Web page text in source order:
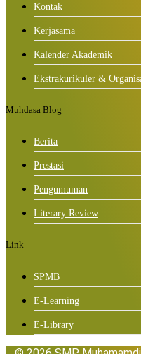
Kontak
Kerjasama
Kalender Akademik
Ekstrakurikuler &
Muhdasa Blog
Berita
Prestasi
Pengumuman
Literary Review
Link
SPMB
E-Learning
E-Library